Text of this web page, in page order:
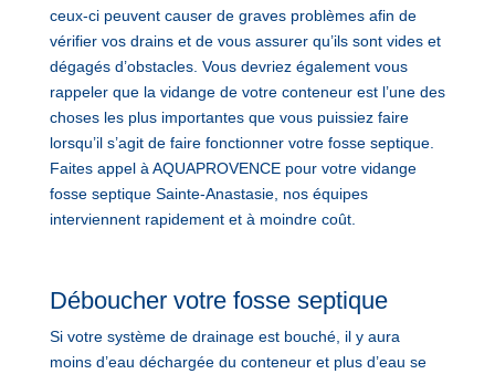
ceux-ci peuvent causer de graves problèmes afin de
vérifier vos drains et de vous assurer qu’ils sont vides et
dégagés d’obstacles. Vous devriez également vous
rappeler que la vidange de votre conteneur est l’une des
choses les plus importantes que vous puissiez faire
lorsqu’il s’agit de faire fonctionner votre fosse septique.
Faites appel à AQUAPROVENCE pour votre vidange
fosse septique Sainte-Anastasie, nos équipes
interviennent rapidement et à moindre coût.
Déboucher votre fosse septique
Si votre système de drainage est bouché, il y aura
moins d’eau déchargée du conteneur et plus d’eau se